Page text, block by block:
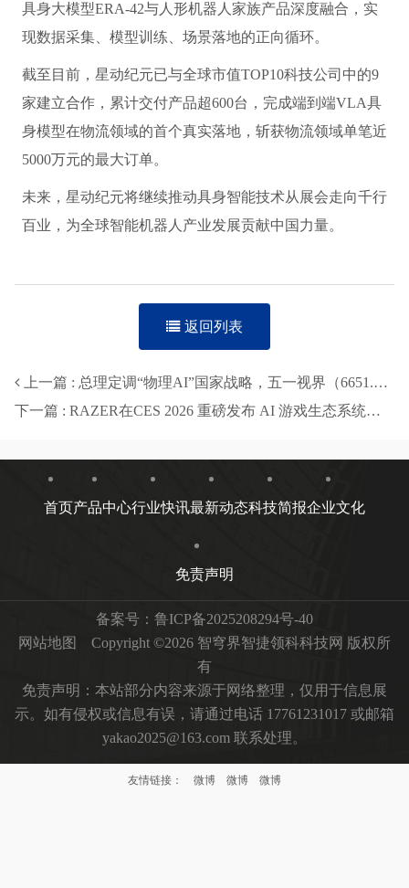
具身大模型ERA-42与人形机器人家族产品深度融合，实
现数据采集、模型训练、场景落地的正向循环。
截至目前，星动纪元已与全球市值TOP10科技公司中的9
家建立合作，累计交付产品超600台，完成端到端VLA具
身模型在物流领域的首个真实落地，斩获物流领域单笔近
5000万元的最大订单。
未来，星动纪元将继续推动具身智能技术从展会走向千行
百业，为全球智能机器人产业发展贡献中国力量。
返回列表
上一篇 : 总理定调“物理AI”国家战略，五一视界（6651.HK）卡位万亿赛道
下一篇 : RAZER在CES 2026 重磅发布 AI 游戏生态系统与新一代前沿科技
首页产品中心行业快讯最新动态科技简报企业文化
免责声明
备案号： 鲁ICP备2025208294号-40
网站地图
Copyright ©2026 智穹界智捷领科科技网 版权所
有
免责声明：本站部分内容来源于网络整理，仅用于信息展
示。如有侵权或信息有误，请通过电话 17761231017 或邮箱
yakao2025@163.com 联系处理。
友情链接： 微博 微博 微博